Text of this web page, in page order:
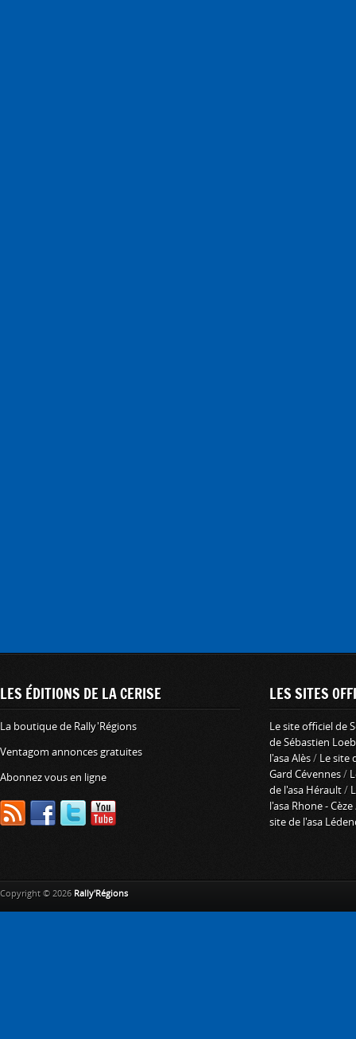
LES ÉDITIONS DE LA CERISE
La boutique de Rally'Régions
Ventagom annonces gratuites
Abonnez vous en ligne
LES SITES
Le site officiel de
de Sébastien Loeb
l'asa Alès/ Le site
Gard Cévennes/
de l'asa Hérault/
l'asa Rhone - Cèze
site de l'asa
Copyright © 2026 Rally'Régions